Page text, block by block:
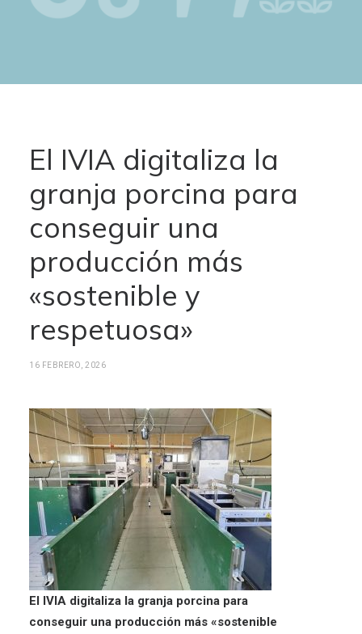
El IVIA digitaliza la
granja porcina para
conseguir una
producción más
«sostenible y
respetuosa»
16 FEBRERO, 2026
El IVIA digitaliza la granja porcina para
conseguir una producción más «sostenible